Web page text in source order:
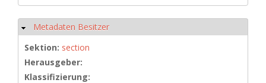
Hide
Metadaten Besitzer
Sektion: section
Herausgeber:
Klassifizierung: